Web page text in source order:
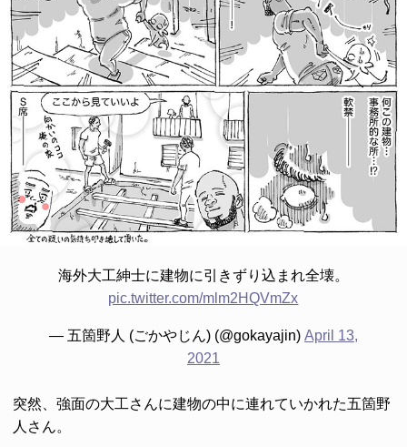
海外大工紳士に建物に引きずり込まれ全壊。
pic.twitter.com/mlm2HQVmZx
— 五箇野人 (ごかやじん) (@gokayajin) April 13,
2021
突然、強面の大工さんに建物の中に連れていかれた五箇野
人さん。